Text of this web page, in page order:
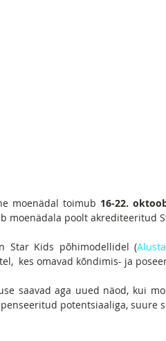
moenädal toimub 16-22.
moenädala poolt akrediteeritud
Star Kids põhimodellidel (
kes omavad kõndimis- ja
saavad aga uued näod, kui
potentsiaaliga, suure